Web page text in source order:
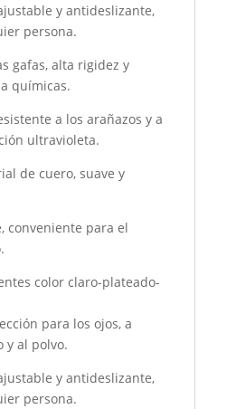
y antideslizante,
persona.
gafas, alta rigidez y
químicas.
a los arañazos y a
ultravioleta.
de cuero, suave y
conveniente para el
color claro-plateado-
para los ojos, a
y al polvo.
y antideslizante,
persona.